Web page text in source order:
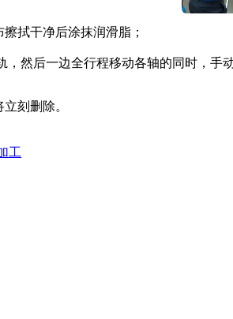
拭干净后涂抹润滑脂；
后一边全行程移动各轴的同时，手动
刻删除。
工